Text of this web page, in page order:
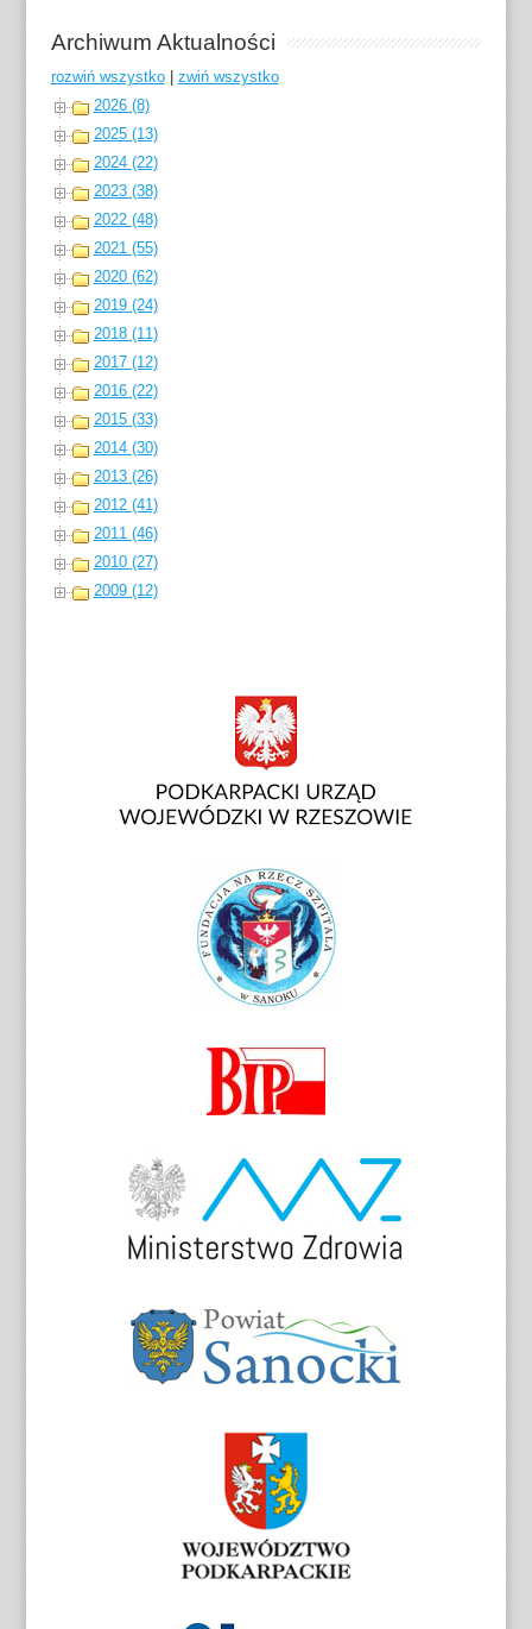
Archiwum Aktualności
rozwiń wszystko| zwiń wszystko
2026 (8)
2025 (13)
2024 (22)
2023 (38)
2022 (48)
2021 (55)
2020 (62)
2019 (24)
2018 (11)
2017 (12)
2016 (22)
2015 (33)
2014 (30)
2013 (26)
2012 (41)
2011 (46)
2010 (27)
2009 (12)